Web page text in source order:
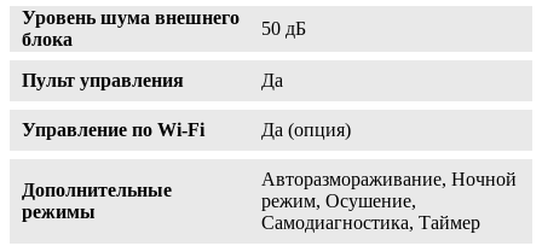
Уровень шума внешнего
блока
50 дБ
Пульт управления Да
Управление по Wi-Fi Да (опция)
Дополнительные
режимы
Авторазмораживание, Ночной
режим, Осушение,
Самодиагностика, Таймер